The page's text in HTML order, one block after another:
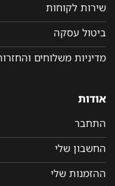
שירות לקוחות
ביטול עסקה
מדיניות משלוחים והחזרות
אודות
התחבר
החשבון שלי
ההזמנות שלי